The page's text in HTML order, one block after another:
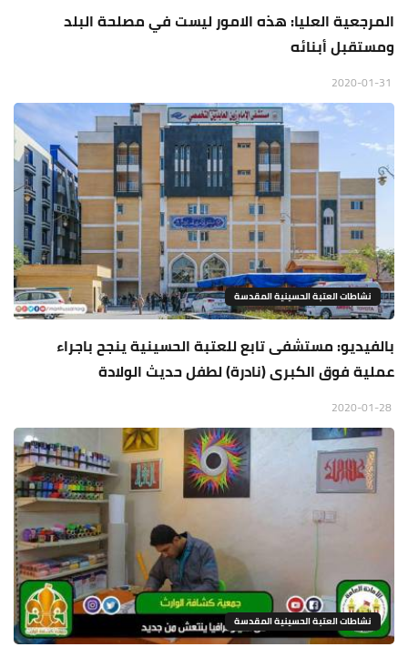
المرجعية العليا: هذه الامور ليست في مصلحة البلد
ومستقبل أبنائه
نشاطات العتبة الحسينية المقدسة
بالفيديو: مستشفى تابع للعتبة الحسينية ينجح باجراء
عملية فوق الكبرى (نادرة) لطفل حديث الولادة
نشاطات العتبة الحسينية المقدسة